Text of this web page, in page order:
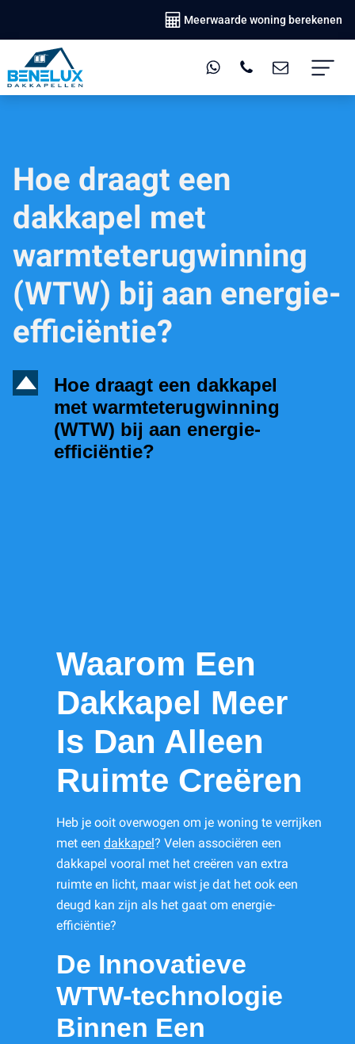
Meerwaarde woning berekenen
Hoe draagt een
dakkapel met
warmteterugwinning
(WTW) bij aan energie-
efficiëntie?
D
Hoe draagt een dakkapel
met warmteterugwinning
(WTW) bij aan energie-
efficiëntie?
Waarom Een
Dakkapel Meer
Is Dan Alleen
Ruimte Creëren
Heb je ooit overwogen om je woning te verrijken
met een dakkapel ? Velen associëren een
dakkapel vooral met het creëren van extra
ruimte en licht, maar wist je dat het ook een
deugd kan zijn als het gaat om energie-
efficiëntie?
De Innovatieve
WTW-technologie
Binnen Een